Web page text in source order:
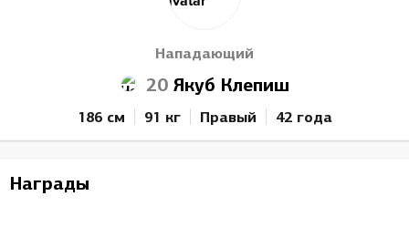
Нападающий
20Якуб Клепиш
186 см 91 кг Правый 42 года
Награды